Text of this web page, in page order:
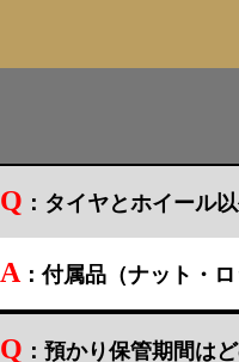
Q ：タイヤとホイール
A：付属品（ナット・
Q ：預かり保管期間は